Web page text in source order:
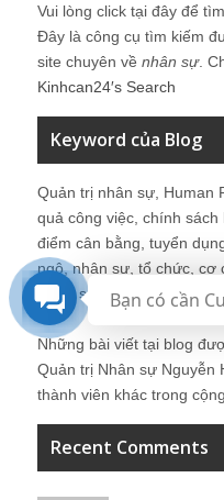
Vui lòng click tại đây để
Đây là công cụ tìm kiếm
site chuyên về nhân sự.
Kinhcan24′s Search
Keyword của Blog
Quản trị nhân sự, Human
quả công việc, chính
điểm cân bằng, tuyển
ngộ, nhân sự, tổ chức, cơ
Nhân sự, trưởng phòng
Những bài viết tại blog
Quản trị Nhân sự Nguyễn
thành viên khác trong
Recent Comments
Bạn có cần